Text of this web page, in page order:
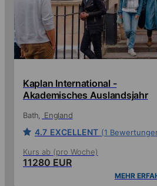
Kaplan International -
Akademisches Auslandsjahr
Bath England
4.7 EXCELLENT (1
Kurs ab (pro Woche)
11280 EUR
MEHR